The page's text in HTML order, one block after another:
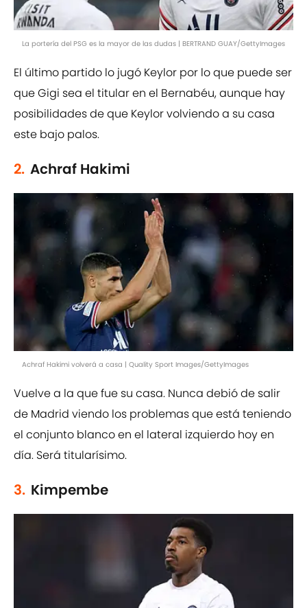
La portería del PSG es la mayor de las dudas | BERTRAND GUAY/GettyImages
El último partido lo jugó Keylor por lo que puede ser
que Gigi sea el titular en el Bernabéu, aunque hay
posibilidades de que Keylor volviendo a su casa
este bajo palos.
2. Achraf Hakimi
Achraf Hakimi volverá a casa | Quality Sport Images/GettyImages
Vuelve a la que fue su casa. Nunca debió de salir
de Madrid viendo los problemas que está teniendo
el conjunto blanco en el lateral izquierdo hoy en
día. Será titularísimo.
3. Kimpembe